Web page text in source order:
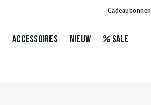
Cadeaubonnen
ACCESSOIRES NIEUW SALE